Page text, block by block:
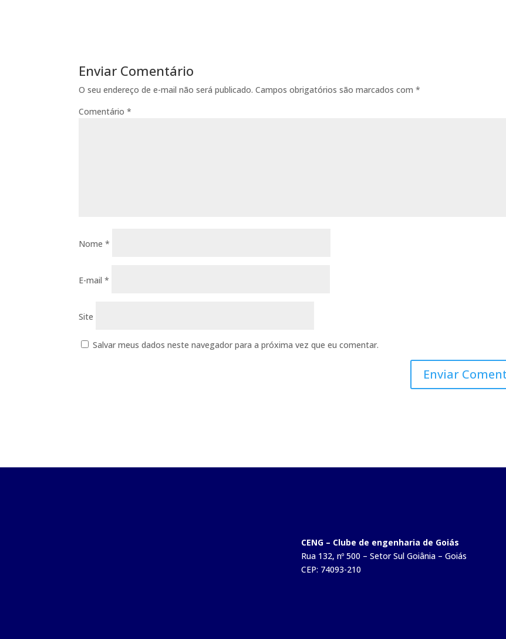
Enviar Comentário
O seu endereço de e-mail não será publicado. Campos obrigatórios são marcados com*
Comentário*
Nome*
E-mail*
Site
Salvar meus dados neste navegador para a próxima vez que eu comentar.
CENG – Clube de engenharia de Goiás
Rua 132, nº 500 – Setor Sul Goiânia – Goiás
CEP: 74093-210